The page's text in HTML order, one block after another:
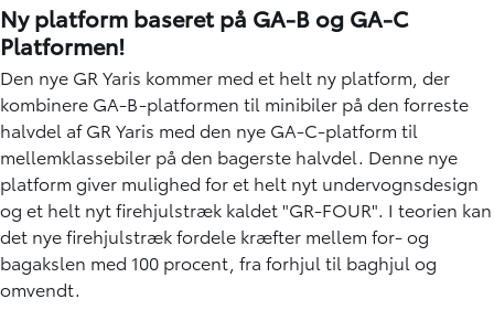
Ny platform baseret på GA-B og GA-C
Platformen!
Den nye GR Yaris kommer med et helt ny platform, der
kombinere GA-B-platformen til minibiler på den forreste
halvdel af GR Yaris med den nye GA-C-platform til
mellemklassebiler på den bagerste halvdel. Denne nye
platform giver mulighed for et helt nyt undervognsdesign
og et helt nyt firehjulstræk kaldet "GR-FOUR". I teorien kan
det nye firehjulstræk fordele kræfter mellem for- og
bagakslen med 100 procent, fra forhjul til baghjul og
omvendt.